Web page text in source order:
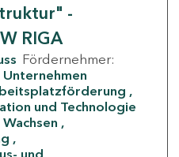
-
RIGA
Fördernehmer:
Unternehmen
und Technologie